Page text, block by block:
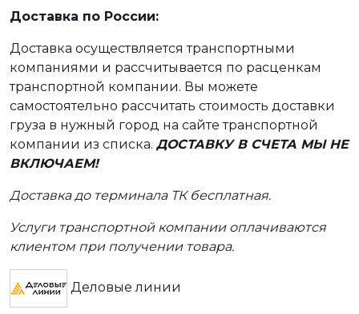
Доставка по России:
Доставка осуществляется транспортными
компаниями и рассчитывается по расценкам
транспортной компании. Вы можете
самостоятельно рассчитать стоимость доставки
груза в нужный город на сайте транспортной
компании из списка. ДОСТАВКУ В СЧЕТА МЫ НЕ
ВКЛЮЧАЕМ!
Доставка до терминала ТК бесплатная.
Услуги транспортной компании оплачиваются
клиентом при получении товара.
Деловые линии